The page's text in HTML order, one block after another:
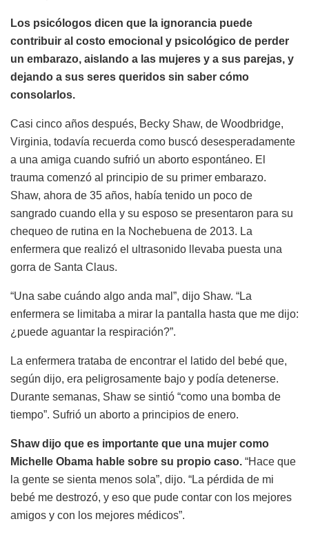
Los psicólogos dicen que la ignorancia puede
contribuir al costo emocional y psicológico de perder
un embarazo, aislando a las mujeres y a sus parejas, y
dejando a sus seres queridos sin saber cómo
consolarlos.
Casi cinco años después, Becky Shaw, de Woodbridge,
Virginia, todavía recuerda como buscó desesperadamente
a una amiga cuando sufrió un aborto espontáneo. El
trauma comenzó al principio de su primer embarazo.
Shaw, ahora de 35 años, había tenido un poco de
sangrado cuando ella y su esposo se presentaron para su
chequeo de rutina en la Nochebuena de 2013. La
enfermera que realizó el ultrasonido llevaba puesta una
gorra de Santa Claus.
“Una sabe cuándo algo anda mal”, dijo Shaw. “La
enfermera se limitaba a mirar la pantalla hasta que me dijo:
¿puede aguantar la respiración?”.
La enfermera trataba de encontrar el latido del bebé que,
según dijo, era peligrosamente bajo y podía detenerse.
Durante semanas, Shaw se sintió “como una bomba de
tiempo”. Sufrió un aborto a principios de enero.
Shaw dijo que es importante que una mujer como
Michelle Obama hable sobre su propio caso. “Hace que
la gente se sienta menos sola”, dijo. “La pérdida de mi
bebé me destrozó, y eso que pude contar con los mejores
amigos y con los mejores médicos”.